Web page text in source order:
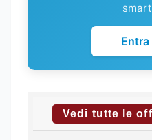
Entra